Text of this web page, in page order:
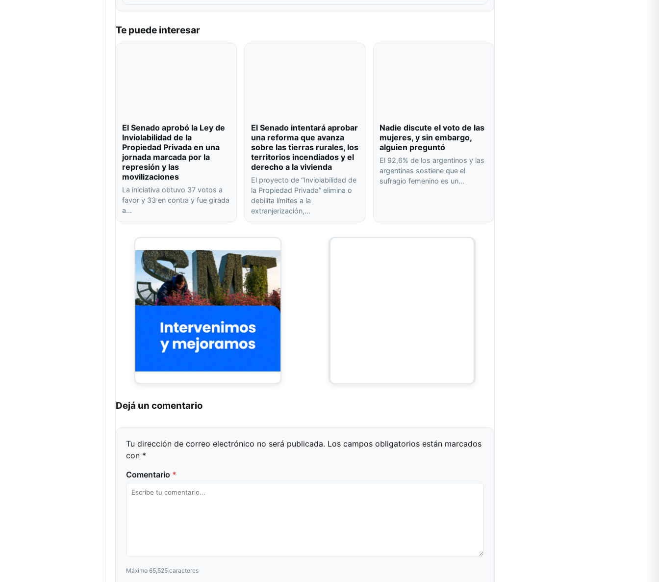
Te puede interesar
El Senado aprobó la Ley de
Inviolabilidad de la
Propiedad Privada en una
jornada marcada por la
represión y las
movilizaciones
La iniciativa obtuvo 37 votos a
favor y 33 en contra y fue girada
a…
El Senado intentará aprobar
una reforma que avanza
sobre las tierras rurales, los
territorios incendiados y el
derecho a la vivienda
El proyecto de “Inviolabilidad de
la Propiedad Privada” elimina o
debilita límites a la
extranjerización,…
Nadie discute el voto de las
mujeres, y sin embargo,
alguien preguntó
El 92,6% de los argentinos y las
argentinas sostiene que el
sufragio femenino es un…
Dejá un comentario
Tu dirección de correo electrónico no será publicada. Los campos obligatorios están marcados
con *
Comentario *
Máximo 65,525 caracteres